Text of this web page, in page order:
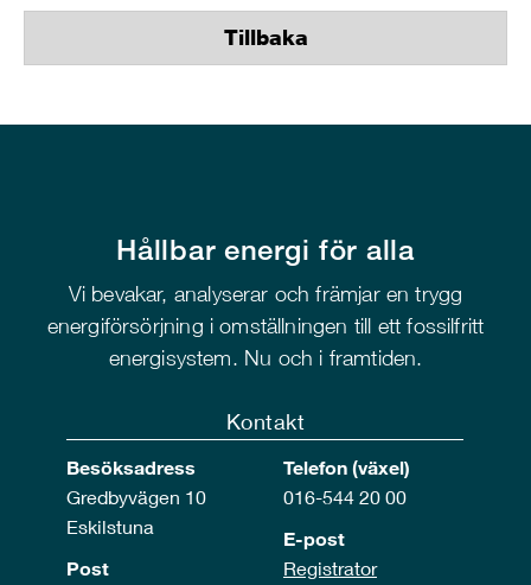
Tillbaka
Hållbar energi för alla
Vi bevakar, analyserar och främjar en trygg
energiförsörjning i omställningen till ett fossilfritt
energisystem. Nu och i framtiden.
Kontakt
Besöksadress
Gredbyvägen 10
Eskilstuna
Post
Telefon (växel)
016-544 20 00
E-post
Registrator